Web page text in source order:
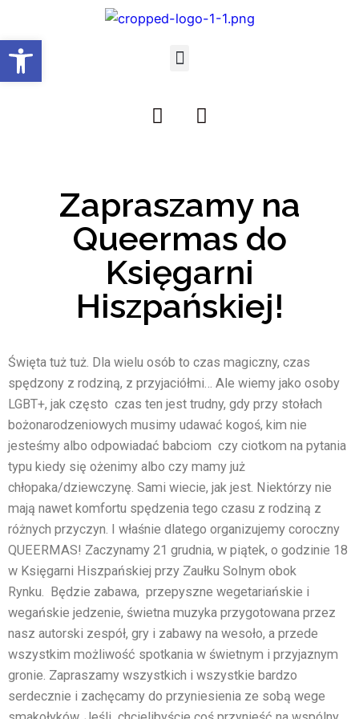
Open toolbar
Zapraszamy na
Queermas do
Księgarni
Hiszpańskiej!
Święta tuż tuż. Dla wielu osób to czas magiczny, czas
spędzony z rodziną, z przyjaciółmi… Ale wiemy jako osoby
LGBT+, jak często czas ten jest trudny, gdy przy stołach
bożonarodzeniowych musimy udawać kogoś, kim nie
jesteśmy albo odpowiadać babciom czy ciotkom na pytania
typu kiedy się ożenimy albo czy mamy już
chłopaka/dziewczynę. Sami wiecie, jak jest. Niektórzy nie
mają nawet komfortu spędzenia tego czasu z rodziną z
różnych przyczyn. I właśnie dlatego organizujemy coroczny
QUEERMAS! Zaczynamy 21 grudnia, w piątek, o godzinie 18
w Księgarni Hiszpańskiej przy Zaułku Solnym obok
Rynku. Będzie zabawa, przepyszne wegetariańskie i
wegańskie jedzenie, świetna muzyka przygotowana przez
nasz autorski zespół, gry i zabawy na wesoło, a przede
wszystkim możliwość spotkania w świetnym i przyjaznym
gronie. Zapraszamy wszystkich i wszystkie bardzo
serdecznie i zachęcamy do przyniesienia ze sobą wege